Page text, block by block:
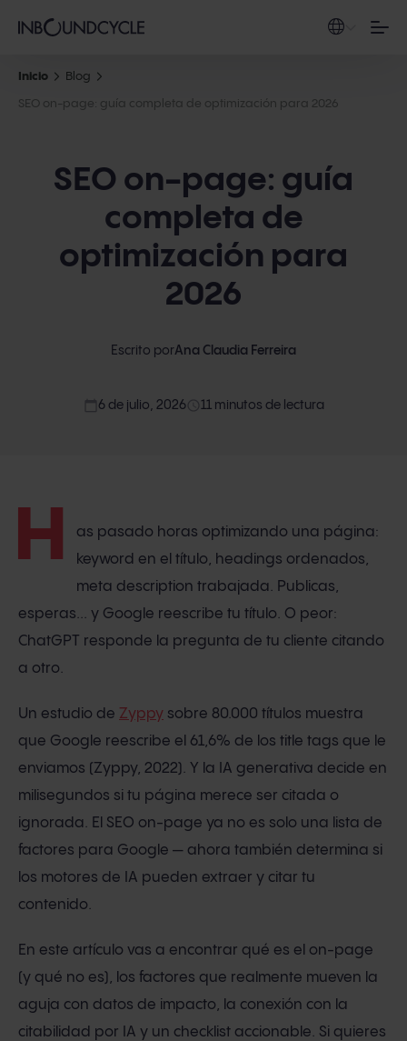
Inicio Blog
SEO on-page: guía completa de optimización para 2026
SEO on-page: guía
completa de
optimización para
2026
Escrito porAna Claudia Ferreira
access_time 11 minutos de lectura
6 de julio, 2026
H
as pasado horas optimizando una página:
keyword en el título, headings ordenados,
meta description trabajada. Publicas,
esperas... y Google reescribe tu título. O peor:
ChatGPT responde la pregunta de tu cliente citando
a otro.
Un estudio de Zyppy sobre 80.000 títulos muestra
que Google reescribe el 61,6% de los title tags que le
enviamos (Zyppy, 2022). Y la IA generativa decide en
milisegundos si tu página merece ser citada o
ignorada. El SEO on-page ya no es solo una lista de
factores para Google — ahora también determina si
los motores de IA pueden extraer y citar tu
contenido.
En este artículo vas a encontrar qué es el on-page
(y qué no es), los factores que realmente mueven la
aguja con datos de impacto, la conexión con la
citabilidad por IA y un checklist accionable. Si quieres